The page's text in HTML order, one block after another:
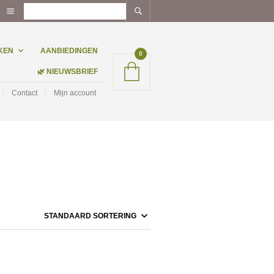
AANBIEDINGEN
🌿 NIEUWSBRIEF
Contact Mijn account
0